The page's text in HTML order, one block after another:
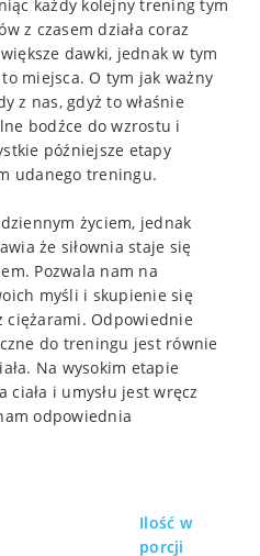
każdy kolejny trening tym
z czasem działa coraz
dawki, jednak w tym
miejsca. O tym jak ważny
z nas, gdyż to właśnie
bodźce do wzrostu i
późniejsze etapy
udanego treningu.
życiem, jednak
że siłownia staje się
Pozwala nam na
myśli i skupienie się
ciężarami. Odpowiednie
do treningu jest równie
Na wysokim etapie
ciała i umysłu jest wręcz
odpowiednia
Ilość w
porcji